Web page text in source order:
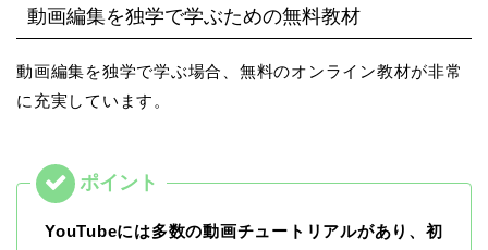
動画編集を独学で学ぶための無料教材
動画編集を独学で学ぶ場合、無料のオンライン教材が非常
に充実しています。
YouTubeには多数の動画チュートリアルがあり、初